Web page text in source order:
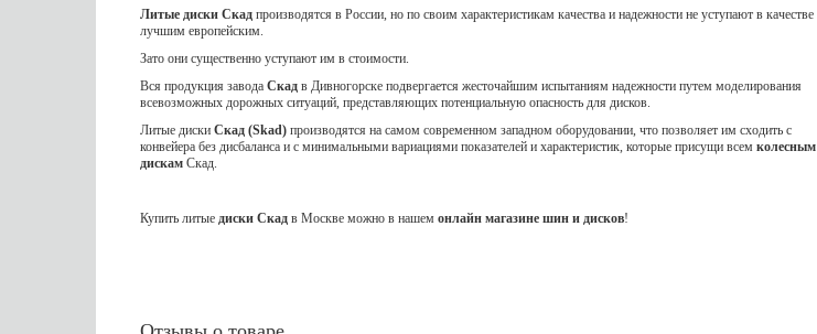
Литые диски Скад производятся в России, но по своим характеристикам качества и надежности не уступают в качестве
лучшим европейским.
Зато они существенно уступают им в стоимости.
Вся продукция завода Скад в Дивногорске подвергается жесточайшим испытаниям надежности путем моделирования
всевозможных дорожных ситуаций, представляющих потенциальную опасность для дисков.
Литые диски Скад (Skad) производятся на самом современном западном оборудовании, что позволяет им сходить с
конвейера без дисбаланса и с минимальными вариациями показателей и характеристик, которые присущи всем колесным
дискам Скад.
Купить литые диски Скад в Москве можно в нашем онлайн магазине шин и дисков!